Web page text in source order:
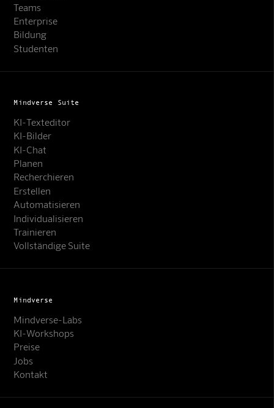
Teams
Enterprise
Bildung
Studenten
Mindverse Suite
KI-Texteditor
KI-Bilder
KI-Chat
Planen
Recherchieren
Erstellen
Automatisieren
Individualisieren
Trainieren
Vollständige Suite
Mindverse
Mindverse-Labs
KI-Workshops
Preise
Jobs
Kontakt